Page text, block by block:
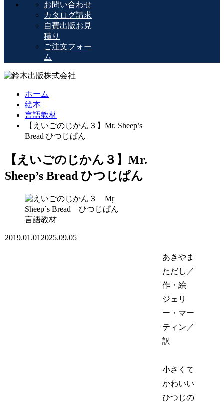
お問い合わせ
カタログ請求
自費出版お見
積り
ご注文フォー
ム
ホーム
絵本
言語教材
【えいごのじかん３】Mr. Sheep’s
Bread ひつじぱん
【えいごのじかん３】Mr.
Sheep’s Bread ひつじぱん
言語教材
2019.01.01 2025.09.05
あきやま
ただし／
作・絵
ジェリ
ー・マー
ティン／
訳
小さくて
かわいい
ひつじの